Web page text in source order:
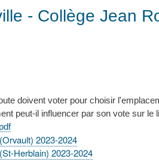
- Collège Jean
doivent voter pour choisir
peut-il influencer par son vote sur le
2023-2024
Herblain) 2023-2024